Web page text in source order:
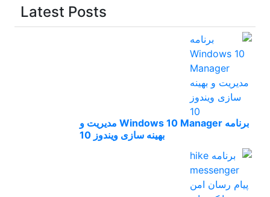
Latest Posts
برنامه Windows 10 Manager مدیریت و
بهینه سازی ویندوز 10